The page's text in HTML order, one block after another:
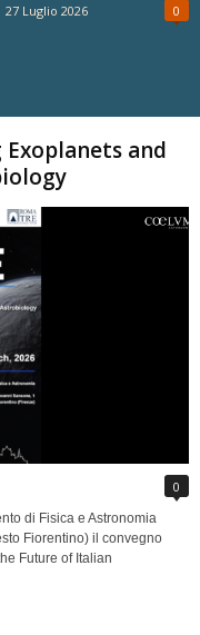
27 Luglio 2026 0
Exoplanets and
0
di Fisica e Astronomia
Fiorentino) il convegno
Future of Italian